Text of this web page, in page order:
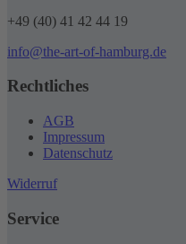
+49 (40) 41 42 44 19
info@the-art-of-hamburg.de
Rechtliches
AGB
Impressum
Datenschutz
Widerruf
Service